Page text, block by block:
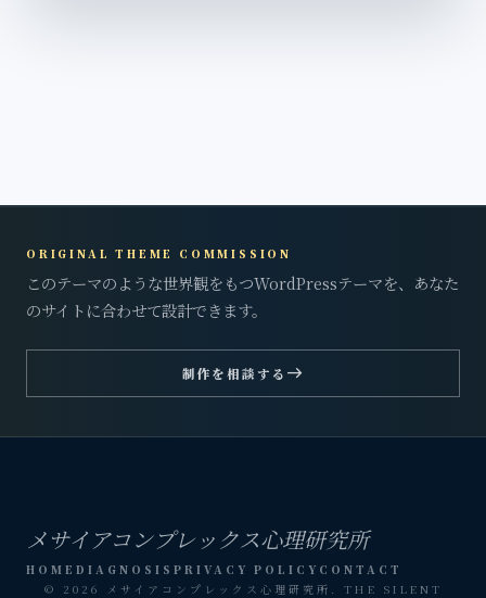
ORIGINAL THEME COMMISSION
このテーマのような世界観をもつWordPressテーマを、あなた
のサイトに合わせて設計できます。
制作を相談する east
メサイアコンプレックス心理研究所
HOME DIAGNOSIS PRIVACY POLICY CONTACT
© 2026 メサイアコンプレックス心理研究所. THE SILENT